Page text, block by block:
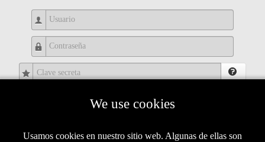
Usuario
Contraseña
Clave secreta
We use cookies
Usamos cookies en nuestro sitio web. Algunas de ellas son